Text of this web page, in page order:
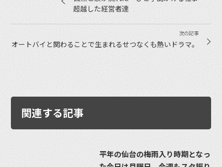
超越した経営者達
オートバイと関わることで生まれるせつなくも熱いドラマ。
関連する記事
平年の仙台の梅雨入り時期となっ